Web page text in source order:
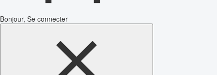
Bonjour, Se connecter